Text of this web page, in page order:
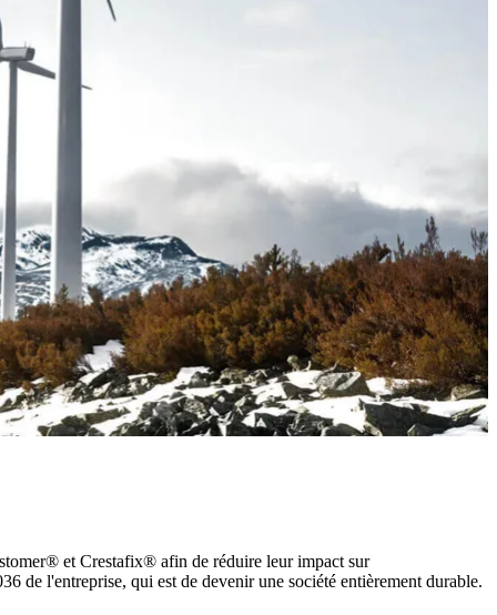
et Crestafix® afin de réduire leur impact sur
de l'entreprise, qui est de devenir une société entièrement durable.